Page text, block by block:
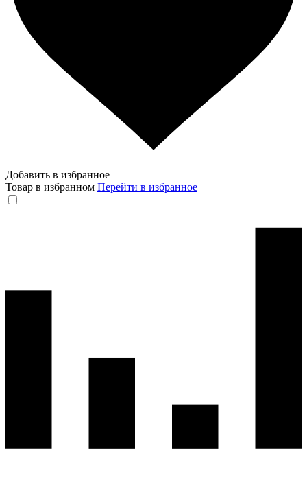
Добавить в избранное
Товар в избранном Перейти в избранное